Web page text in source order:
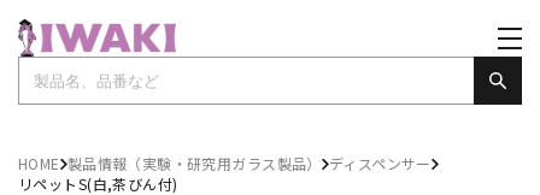
HOME 製品情報（実験・研究用ガラス製品）
ディスペンサー
リペットS(白,茶びん付)